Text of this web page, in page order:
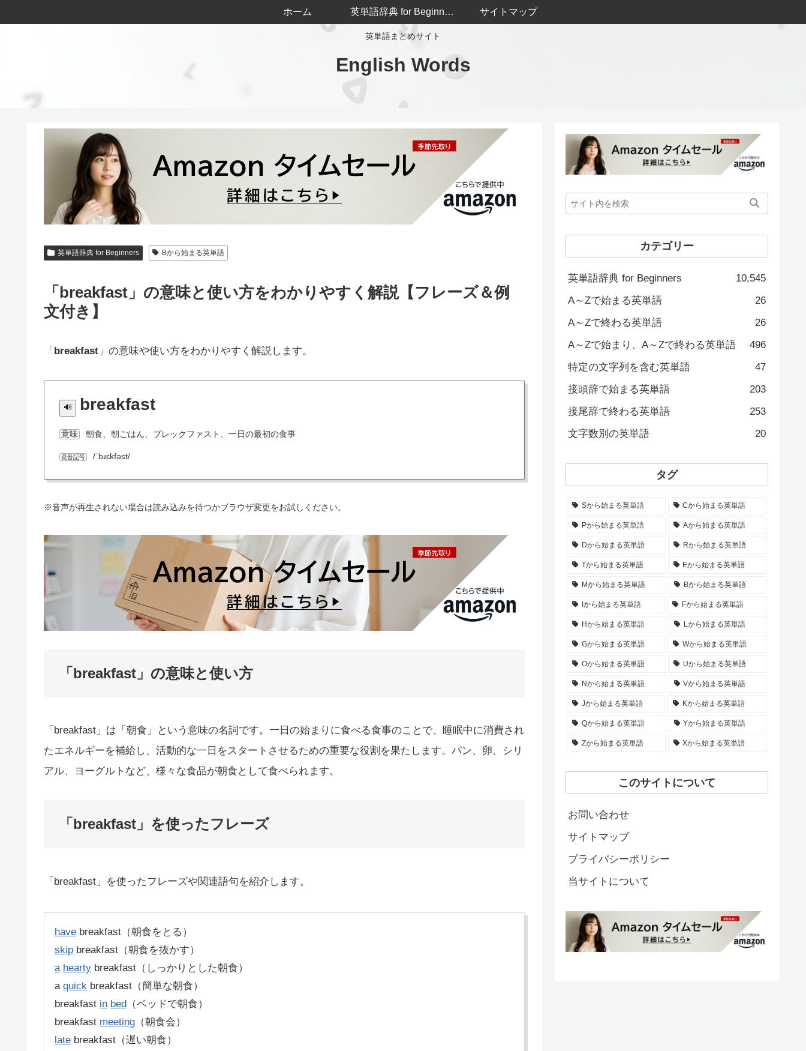
英単語まとめサイト
English Words
ホーム 英単語辞典 for Beginners サイトマップ
英単語辞典 for Beginners Bから始まる英単語
「breakfast」の意味と使い方をわかりやすく解説【フレーズ＆例
文付き】
「 breakfast 」の意味や使い方をわかりやすく解説します。
breakfast
意味 朝食、朝ごはん、ブレックファスト、一日の最初の食事
発音記号 /ˈbɹɛkfəst/
※音声が再生されない場合は読み込みを待つかブラウザ変更をお試しください。
「breakfast」の意味と使い方
「breakfast」は「朝食」という意味の名詞です。一日の始まりに食べる食事のことで、睡眠中に消費され
たエネルギーを補給し、活動的な一日をスタートさせるための重要な役割を果たします。パン、卵、シリ
アル、ヨーグルトなど、様々な食品が朝食として食べられます。
「breakfast」を使ったフレーズ
「breakfast」を使ったフレーズや関連語句を紹介します。
have breakfast（朝食をとる）
skip breakfast（朝食を抜かす）
a hearty breakfast（しっかりとした朝食）
a quick breakfast（簡単な朝食）
breakfast in bed （ベッドで朝食）
breakfast meeting （朝食会）
late breakfast（遅い朝食）
カテゴリー
英単語辞典 for Beginners
10,545
A～Zで始まる英単語
26
A～Zで終わる英単語
26
A～Zで始まり、A～Zで終わる英単語
496
特定の文字列を含む英単語
47
接頭辞で始まる英単語
203
接尾辞で終わる英単語
253
文字数別の英単語
20
タグ
Sから始まる英単語 Cから始まる英単語
Pから始まる英単語 Aから始まる英単語
Dから始まる英単語 Rから始まる英単語
Tから始まる英単語 Eから始まる英単語
Mから始まる英単語 Bから始まる英単語
Iから始まる英単語 Fから始まる英単語
Hから始まる英単語 Lから始まる英単語
Gから始まる英単語 Wから始まる英単語
Oから始まる英単語 Uから始まる英単語
Nから始まる英単語 Vから始まる英単語
Jから始まる英単語 Kから始まる英単語
Qから始まる英単語 Yから始まる英単語
Zから始まる英単語 Xから始まる英単語
このサイトについて
お問い合わせ
サイトマップ
プライバシーポリシー
当サイトについて